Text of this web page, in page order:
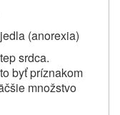
(anorexia)
srdca.
byť príznakom
množstvo